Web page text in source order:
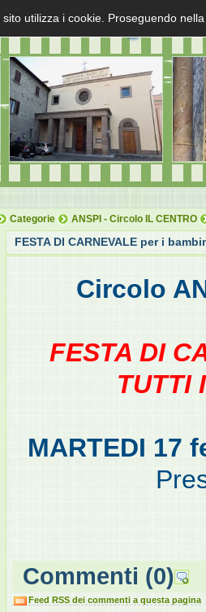
Categorie
ANSPI - Circolo IL CENTRO
FESTA DI CARNEVALE per i
Circolo
FESTA DI
TUTTI
MARTEDI 17
Commenti (0)
Feed RSS dei commenti a questa pagina
sito utilizza i cookie. Proseguendo